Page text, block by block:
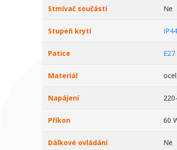
Stmívač součástí Ne
Stupeň krytí IP44
Patice E27
Materiál
Napájení
Příkon 60
Dálkové ovládání Ne